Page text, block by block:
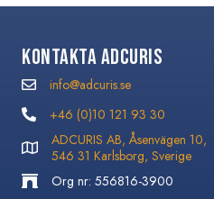
Kontakta Adcuris
info@adcuris.se
info@adcuris.se
+46 (0)10 121 93 30
+46 (0)10 121 93 30
ADCURIS AB, Åsenvägen 10,
546 31 Karlsborg, Sverige
Org nr: 556816-3900